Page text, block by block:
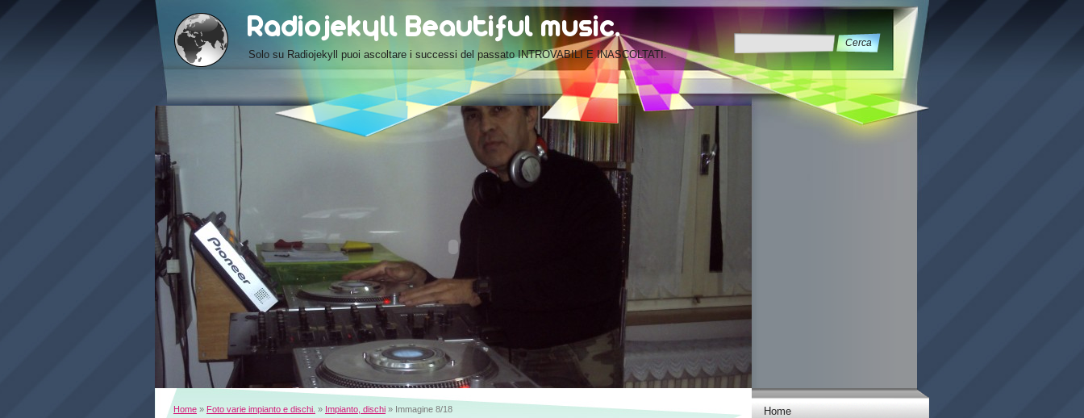
Solo su Radiojekyll puoi ascoltare i successi del passato INTROVABILI E INASCOLTATI.
Home » Foto varie impianto e dischi. » Impianto, dischi » Immagine 8/18 Home